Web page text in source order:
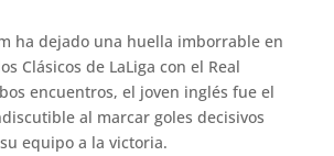
ha dejado una huella imborrable en
Clásicos de LaLiga con el Real
encuentros, el joven inglés fue el
al marcar goles decisivos
equipo a la victoria.